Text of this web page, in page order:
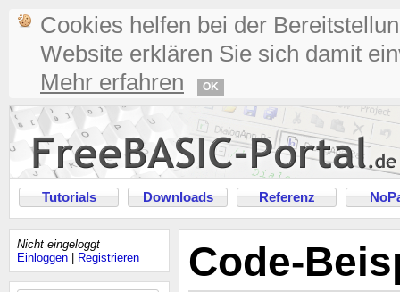
Cookies helfen bei der
Website erklären Sie sich damit
Mehr erfahren
OK
Tutorials Downloads Referenz
Nicht eingeloggt
Einloggen
Registrieren Code-